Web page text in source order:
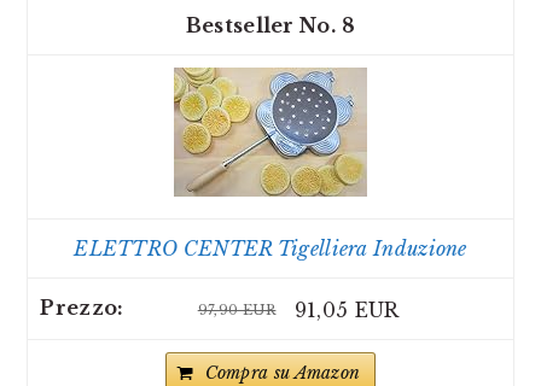
8
ELETTRO CENTER Tigelliera Induzione
97,90 EUR 91,05 EUR
Compra su Amazon